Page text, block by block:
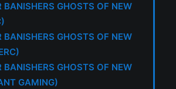
BANISHERS GHOSTS OF NEW
BANISHERS GHOSTS OF NEW
BANISHERS GHOSTS OF NEW
GAMING)